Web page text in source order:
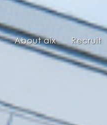
About aix Recruit